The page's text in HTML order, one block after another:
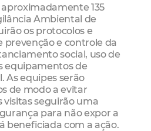
135
Ambiental de
os protocolos e
prevenção e controle da
social, uso de
equipamentos de
As equipes serão
de modo a evitar
visitas seguirão uma
para não expor a
beneficiada com a ação.